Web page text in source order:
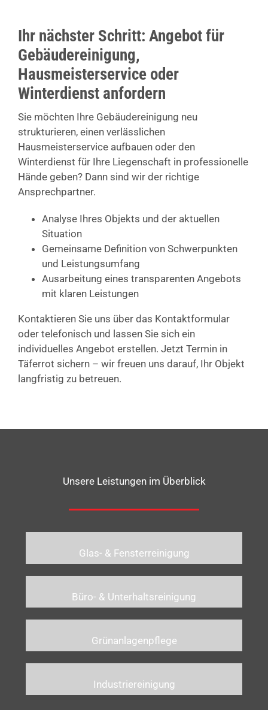
Ihr nächster Schritt: Angebot für
Gebäudereinigung,
Hausmeisterservice oder
Winterdienst anfordern
Sie möchten Ihre Gebäudereinigung neu
strukturieren, einen verlässlichen
Hausmeisterservice aufbauen oder den
Winterdienst für Ihre Liegenschaft in professionelle
Hände geben? Dann sind wir der richtige
Ansprechpartner.
Analyse Ihres Objekts und der aktuellen
Situation
Gemeinsame Definition von Schwerpunkten
und Leistungsumfang
Ausarbeitung eines transparenten Angebots
mit klaren Leistungen
Kontaktieren Sie uns über das Kontaktformular
oder telefonisch und lassen Sie sich ein
individuelles Angebot erstellen. Jetzt Termin in
Täferrot sichern – wir freuen uns darauf, Ihr Objekt
langfristig zu betreuen.
Unsere Leistungen im Überblick
Glas- & Fensterreinigung
Büro- & Unterhaltsreinigung
Grünanlagenpflege
Industriereinigung